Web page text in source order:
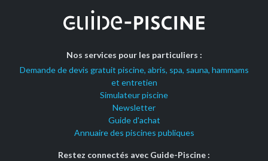
Nos services pour les particuliers :
Demande de devis gratuit piscine, abris, spa, sauna, hammams
et entretien
Simulateur piscine
Newsletter
Guide d'achat
Annuaire des piscines publiques
Restez connectés avec Guide-Piscine :